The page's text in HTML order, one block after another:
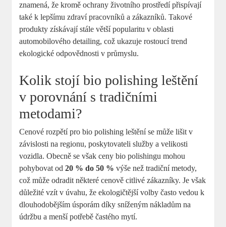
znamená, že kromě ochrany životního prostředí přispívají
také k lepšímu zdraví pracovníků a zákazníků. Takové
produkty získávají stále větší popularitu v oblasti
automobilového detailing, což ukazuje rostoucí trend
ekologické odpovědnosti v průmyslu.
Kolik stojí bio polishing leštění
v porovnání s tradičními
metodami?
Cenové rozpětí pro bio polishing leštění se může lišit v
závislosti na regionu, poskytovateli služby a velikosti
vozidla. Obecně se však ceny bio polishingu mohou
pohybovat od20 % do 50 % výše než tradiční metody,
což může odradit některé cenově citlivé zákazníky. Je však
důležité vzít v úvahu, že ekologičtější volby často vedou k
dlouhodobějším úsporám díky sníženým nákladům na
údržbu a menší potřebě častého mytí.